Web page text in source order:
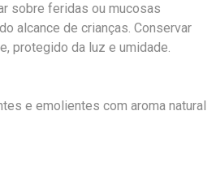
sobre feridas ou mucosas
alcance de crianças. Conservar
protegido da luz e umidade.
e emolientes com aroma natural